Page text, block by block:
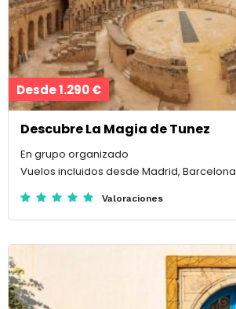
Desde 1.290 €
Descubre La Magia de Tunez
En grupo organizado
Vuelos incluidos desde Madrid, Barcelona
Valoraciones